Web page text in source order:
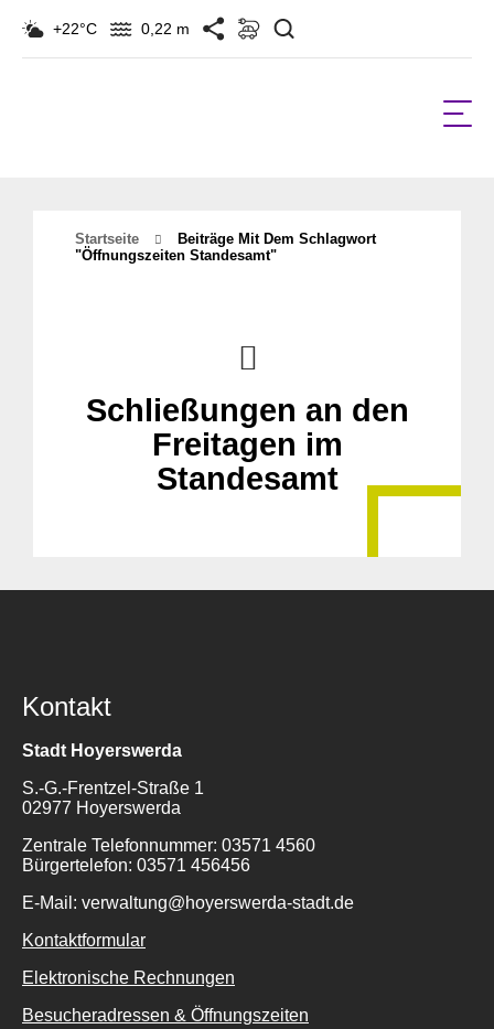
+22°C 0,22 m
Startseite
Beiträge Mit Dem Schlagwort
"Öffnungszeiten Standesamt"
Schließungen an den
Freitagen im
Standesamt
Kontakt
Stadt Hoyerswerda
S.-G.-Frentzel-Straße 1
02977 Hoyerswerda
Zentrale Telefonnummer: 03571 4560
Bürgertelefon: 03571 456456
E-Mail: verwaltung@hoyerswerda-stadt.de
Kontaktformular
Elektronische Rechnungen
Besucheradressen & Öffnungszeiten